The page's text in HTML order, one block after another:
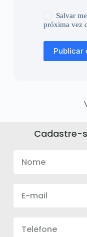
Salvar
próxima vez
Publicar
Cadastre-